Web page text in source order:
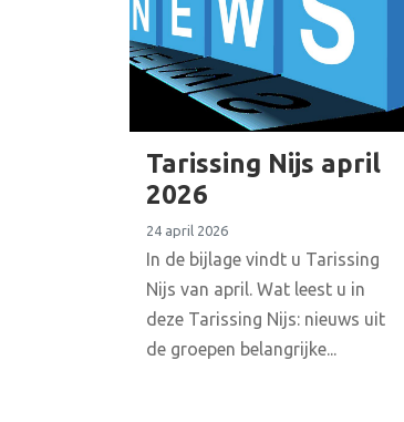
Tarissing Nijs april
2026
24 april 2026
In de bijlage vindt u Tarissing
Nijs van april. Wat leest u in
deze Tarissing Nijs: nieuws uit
de groepen belangrijke...